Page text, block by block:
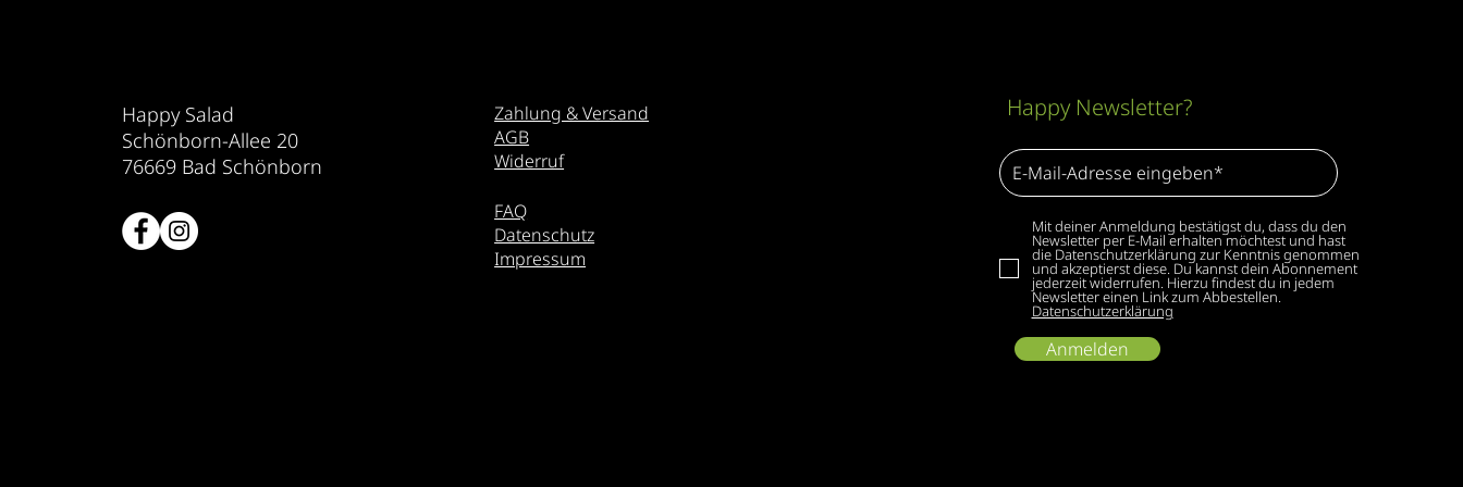
Happy Salad
Schönborn-Allee 20
76669 Bad Schönborn
Zahlung & Versand
AGB
Widerruf
FAQ
Datenschutz
Impressum
Happy Newsletter?
Mit deiner Anmeldung bestätigst du, dass du den
Newsletter per E-Mail erhalten möchtest und hast
die Datenschutzerklärung zur Kenntnis genommen
und akzeptierst diese. Du kannst dein Abonnement
jederzeit widerrufen. Hierzu findest du in jedem
Newsletter einen Link zum Abbestellen.
Datenschutzerklärung
Anmelden